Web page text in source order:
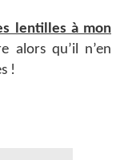
lentilles à mon
alors qu’il n’en
!